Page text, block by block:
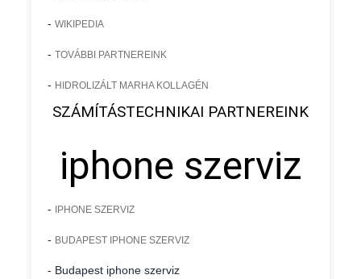
- WIKIPEDIA
- TOVÁBBI PARTNEREINK
- HIDROLIZÁLT MARHA KOLLAGÉN
SZÁMÍTÁSTECHNIKAI PARTNEREINK
iphone szerviz
- IPHONE SZERVIZ
- BUDAPEST IPHONE SZERVIZ
- Budapest iphone szerviz